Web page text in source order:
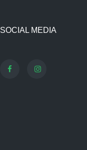
SOCIAL MEDIA